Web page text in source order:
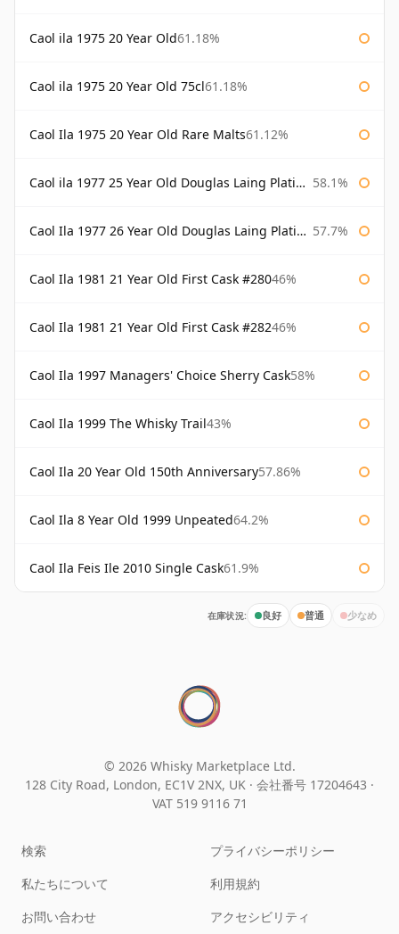
Caol ila 1975 20 Year Old61.18%
Caol ila 1975 20 Year Old 75cl61.18%
Caol Ila 1975 20 Year Old Rare Malts61.12%
Caol ila 1977 25 Year Old Douglas Laing Platinum Selection 58.1%
Caol Ila 1977 26 Year Old Douglas Laing Platinum Selection 57.7%
Caol Ila 1981 21 Year Old First Cask #28046%
Caol Ila 1981 21 Year Old First Cask #28246%
Caol Ila 1997 Managers' Choice Sherry Cask58%
Caol Ila 1999 The Whisky Trail43%
Caol Ila 20 Year Old 150th Anniversary57.86%
Caol Ila 8 Year Old 1999 Unpeated64.2%
Caol Ila Feis Ile 2010 Single Cask61.9%
在庫状況: 良好 普通 少なめ
© 2026 Whisky Marketplace Ltd.
128 City Road, London, EC1V 2NX, UK · 会社番号 17204643 ·
VAT 519 9116 71
検索
私たちについて
お問い合わせ
プライバシーポリシー
利用規約
アクセシビリティ